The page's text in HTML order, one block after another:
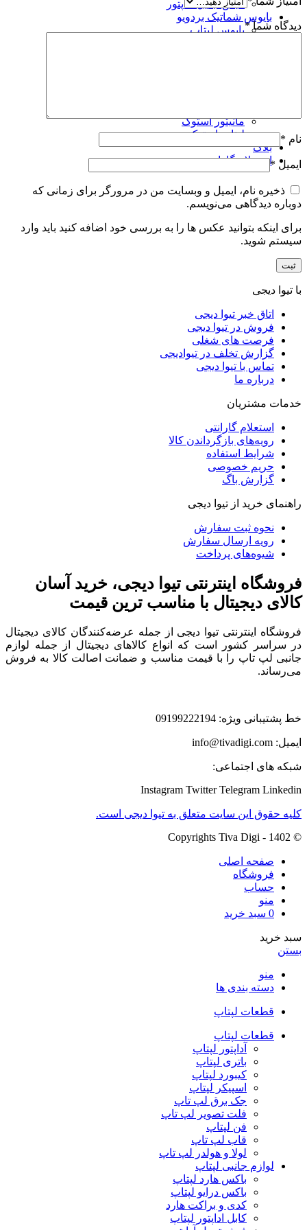
فیش تبدیل آداپتور
بایوس شماتیک بردویو
بایوس لپتاپ
مانیتور استوک
لپتاپ استوک
بلاگ
استعلام گارانتی
دیدگاه شما*
نام *
ایمیل *
ذخیره نام، ایمیل و وبسایت من در مرورگر برای زمانی که
دوباره دیدگاهی می‌نویسم.
برای اینکه بتوانید عکس ها را به بررسی خود اضافه کنید باید وارد
سیستم شوید.
با تیوا دیجی
اتاق خبر تیوا دیجی
فروش در تیوا دیجی
فرصت های شغلی
گزارش تخلف در تیوادیجی
تماس با تیوا دیجی
درباره ما
خدمات مشتریان
استعلام گارانتی
رویه‌های بازگرداندن کالا
شرایط استفاده
حریم خصوصی
گزارش باگ
راهنمای خرید از تیوا دیجی
نحوه ثبت سفارش
رویه ارسال سفارش
شیوه‌های پرداخت
فروشگاه اینترنتی تیوا دیجی، خرید آسان
کالای دیجیتال با مناسب ترین قیمت
فروشگاه اینترنتی تیوا دیجی از جمله عرضه‌کنندگان کالای دیجیتال
در سراسر کشور است که انواع کالاهای دیجیتال از جمله لوازم
جانبی لپ تاپ را با قیمت مناسب و ضمانت اصالت کالا به فروش
می‌رساند.
خط پشتیبانی ویژه: 09199222194
ایمیل: info@tivadigi.com
شبکه های اجتماعی:
Instagram Twitter Telegram Linkedin
کلیه حقوق این سایت متعلق به تیوا دیجی است.
© Copyrights Tiva Digi - 1402
صفحه اصلی
فروشگاه
حساب
منو
0 سبد خرید
سبد خرید
بستن
منو
دسته بندی ها
قطعات لپتاپ
قطعات لپتاپ
آداپتور لپتاپ
باتری لپتاپ
کیبورد لپتاپ
اسپیکر لپتاپ
جک برق لپ تاپ
فلت تصویر لپ تاپ
فن لپتاپ
قاب لپ تاپ
لولا و هولدر لپ تاپ
لوازم جانبی لپتاپ
باکس هارد لپتاپ
باکس درایو لپتاپ
کدی و براکت هارد
کابل اداپتور لپتاپ